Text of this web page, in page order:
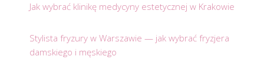
Jak wybrać klinikę medycyny estetycznej w Krakowie
Stylista fryzury w Warszawie — jak wybrać fryzjera
damskiego i męskiego